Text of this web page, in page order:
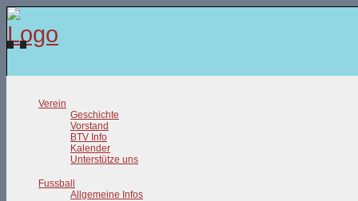
Verein
Geschichte
Vorstand
BTV Info
Kalender
Unterstütze uns
Fussball
Allgemeine Infos